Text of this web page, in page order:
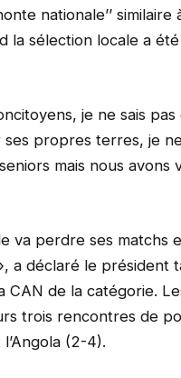
nationale’’
la sélection locale a
je ne sais
propres terres, je
mais nous
va perdre ses matchs
a déclaré le président
CAN de la catégorie.
trois rencontres de
(2-4).